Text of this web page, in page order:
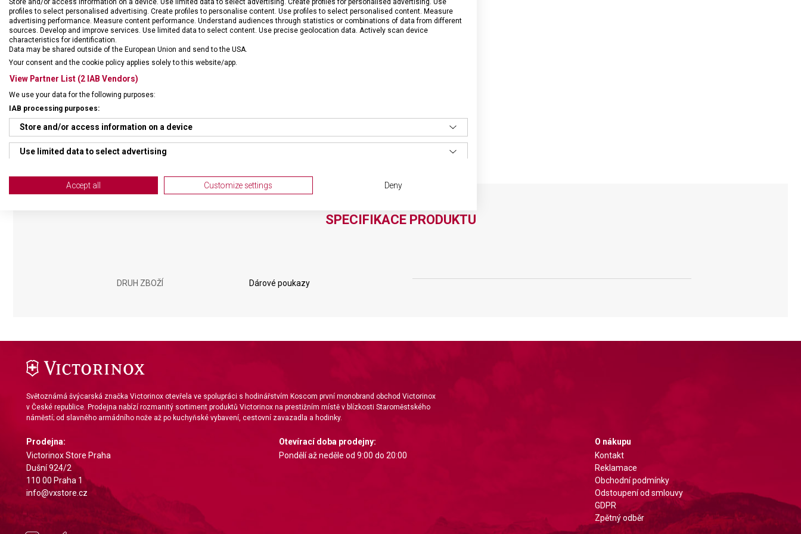
SPECIFIKACE PRODUKTU
DRUH ZBOŽÍ Dárové poukazy
Světoznámá švýcarská značka Victorinox otevřela ve spolupráci s hodinářstvím Koscom první monobrand obchod Victorinox
v České republice. Prodejna nabízí rozmanitý sortiment produktů Victorinox na prestižním místě v blízkosti Staroměstského
náměstí; od slavného armádního nože až po kuchyňské vybavení, cestovní zavazadla a hodinky.
Prodejna:
Victorinox Store Praha
Dušní 924/2
110 00 Praha 1
info@vxstore.cz
Otevírací doba prodejny:
Pondělí až neděle od 9:00 do 20:00
O nákupu
Kontakt
Reklamace
Obchodní podmínky
Odstoupení od smlouvy
GDPR
Zpětný odběr
Store and/or access information on a device. Use limited data to select advertising. Create profiles for personalised advertising. Use
profiles to select personalised advertising. Create profiles to personalise content. Use profiles to select personalised content. Measure
advertising performance. Measure content performance. Understand audiences through statistics or combinations of data from different
sources. Develop and improve services. Use limited data to select content. Use precise geolocation data. Actively scan device
characteristics for identification.
Data may be shared outside of the European Union and send to the USA.
Your consent and the cookie policy applies solely to this website/app.
View Partner List (2 IAB Vendors)
We use your data for the following purposes:
IAB processing purposes:
Store and/or access information on a device
Use limited data to select advertising
Create profiles for personalised advertising
Use limited data to select content
IAB Special Features:
Use precise geolocation data
Non-IAB processing purposes:
Necessary
Performance
Functional
Accept all Customize settings Deny